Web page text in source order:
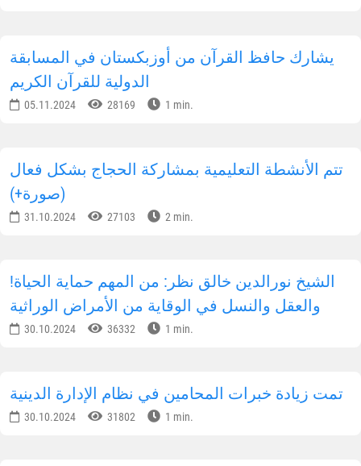
يشارك حافظ القرآن من أوزبكستان في المسابقة
الدولية للقرآن الكريم
05.11.2024 28169 1 min.
تتم الأنشطة التعليمية بمشاركة الحجاج بشكل فعال
(صورة+)
31.10.2024 27103 2 min.
!الشيخ نورالدين خالق نظر: من المهم حماية الحياة
والعقل والنسل في الوقاية من الأمراض الوراثية
30.10.2024 36332 1 min.
تمت زيادة خبرات المحامين في نظام الإدارة الدينية
30.10.2024 31802 1 min.